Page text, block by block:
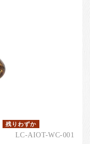
残りわずか
LC-AIOT-WC-001